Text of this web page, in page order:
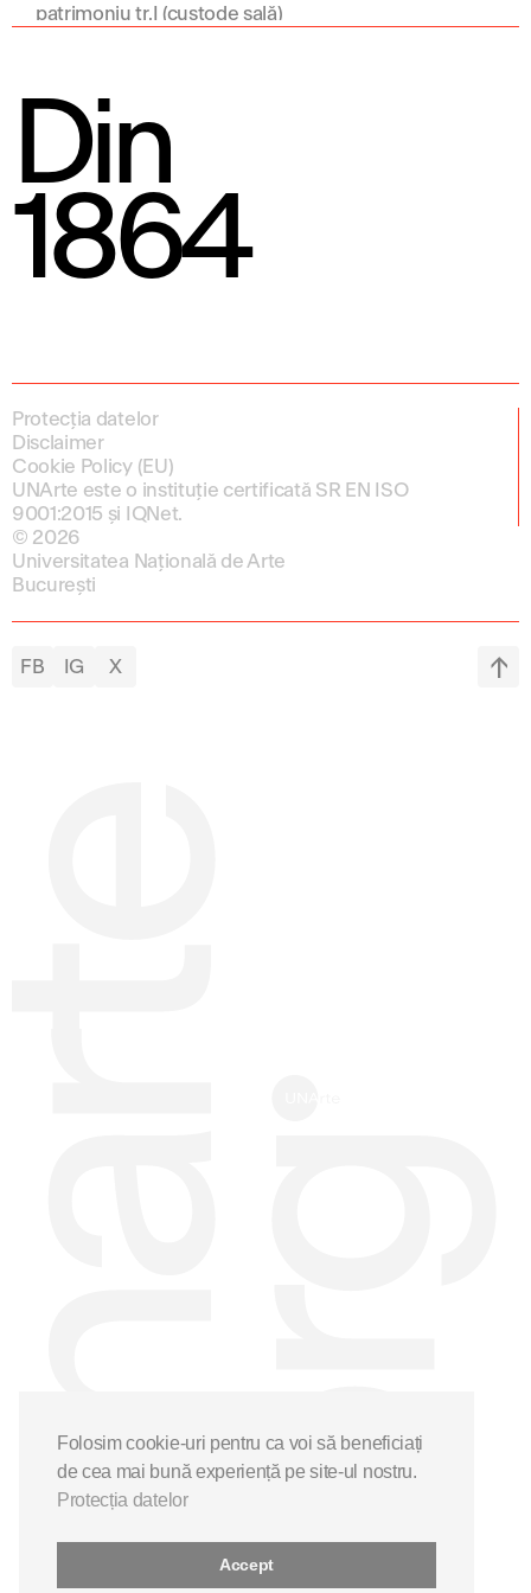
patrimoniu tr.I (custode sală)
Din
1864
Protecția datelor
Disclaimer
Cookie Policy (EU)
UNArte este o instituție certificată SR EN ISO
9001:2015 și IQNet.
© 2026
Universitatea Națională de Arte
București
FB IG X
Folosim cookie-uri pentru ca voi să beneficiați
de cea mai bună experiență pe site-ul nostru.
Protecția datelor
Accept